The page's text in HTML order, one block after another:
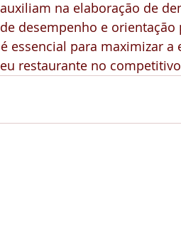
na elaboração de
desempenho e orientação
essencial para maximizar a
restaurante no